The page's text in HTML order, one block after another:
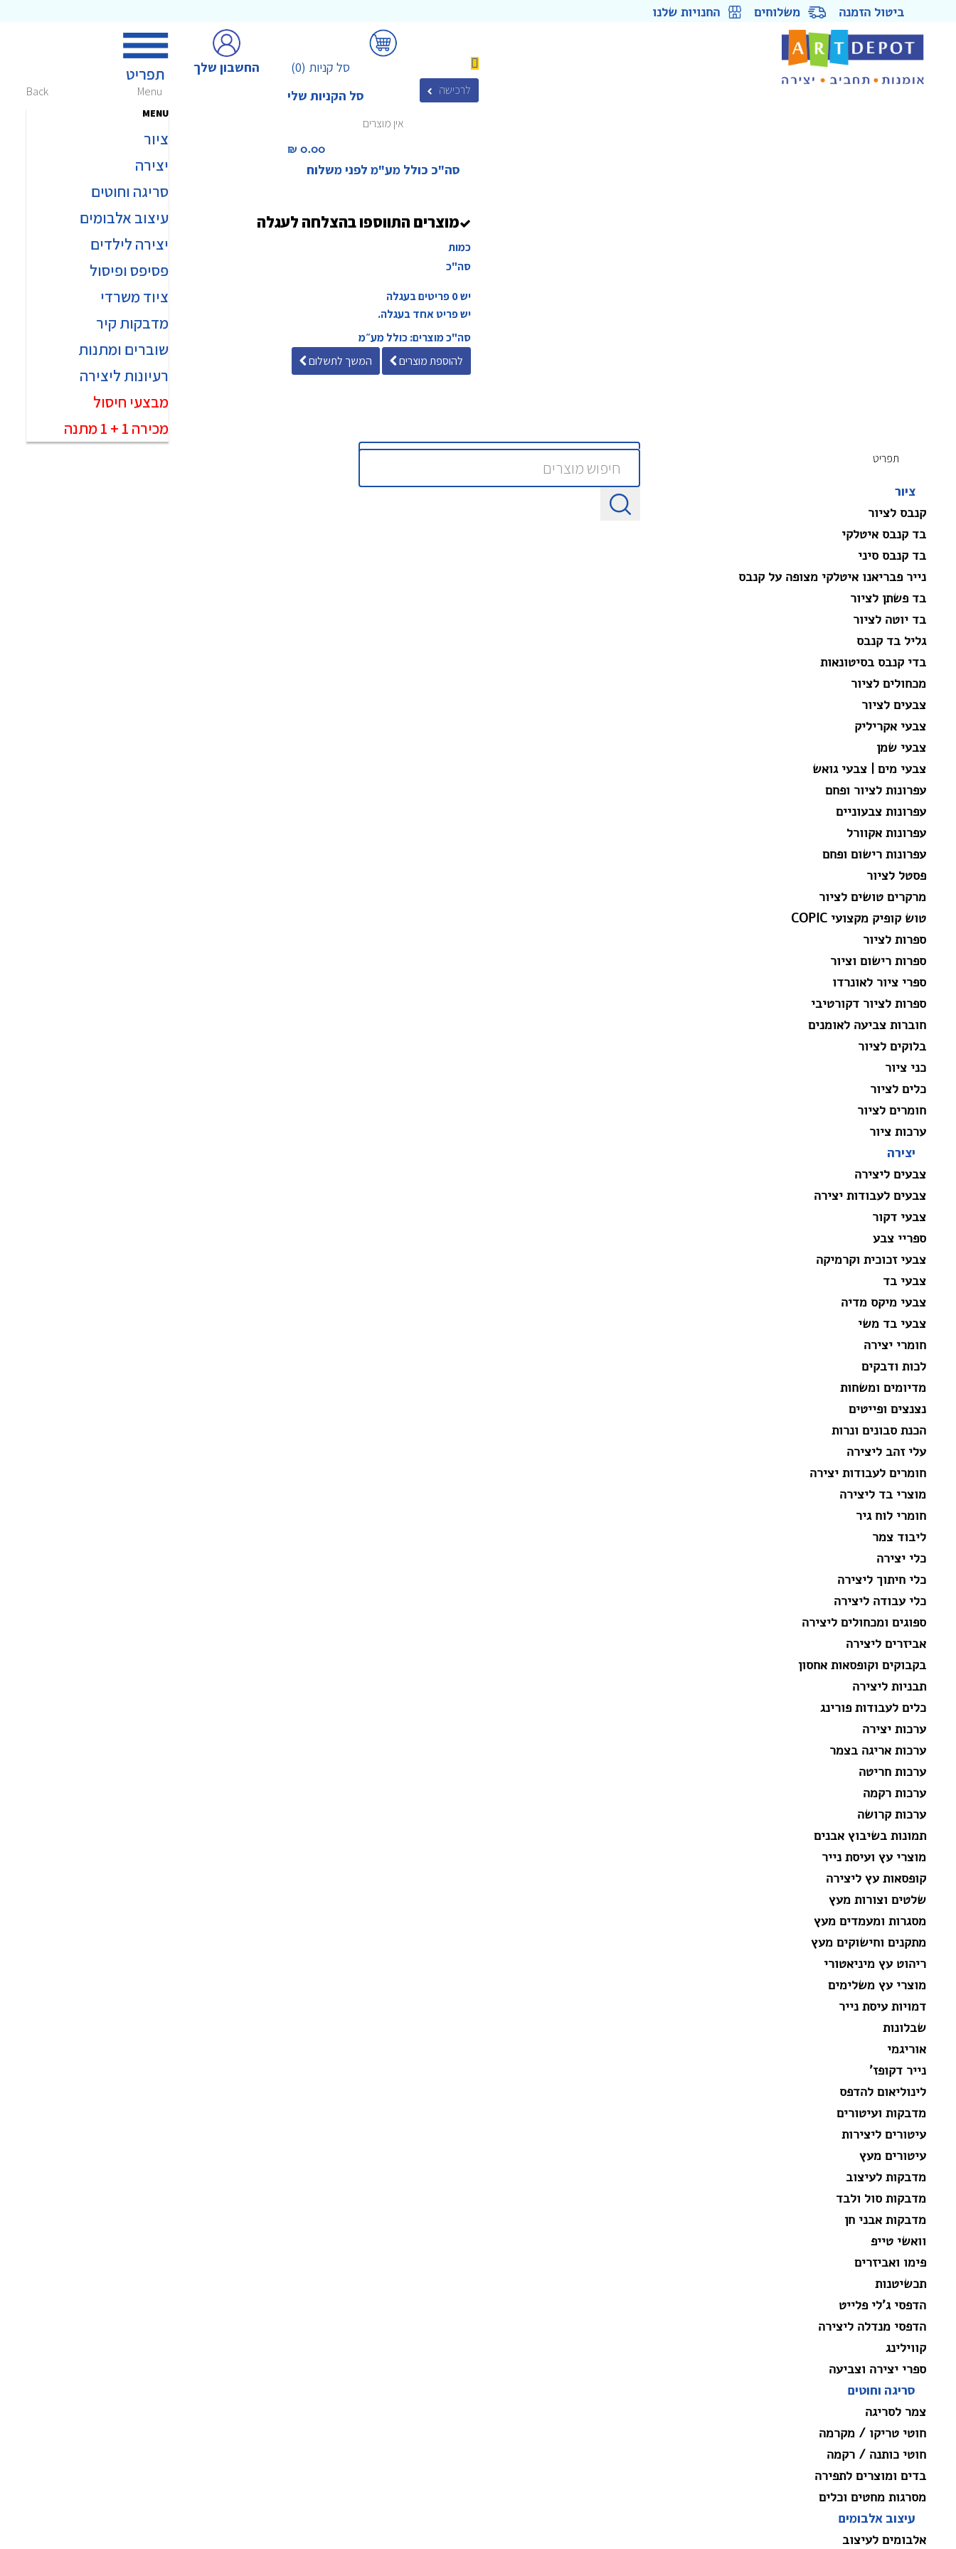
ביטול הזמנה משלוחים החנויות שלנו
Menu
Back
MENU
ציור
יצירה
סריגה וחוטים
עיצוב אלבומים
יצירה לילדים
פסיפס ופיסול
ציוד משרדי
מדבקות קיר
שוברים ומתנות
מבצעי חיסול
רעיונות ליצירה
מכירה 1 + 1 מתנה
החשבון שלך (0) סל קניות
סל הקניות שלי
לרכישה
אין מוצרים
0.00 ₪‎
סה"כ כולל מע"מ לפני משלוח
מוצרים התווספו בהצלחה לעגלה
כמות
סה"כ
יש0פריטים בעגלה
יש פריט אחד בעגלה.
סה"כ מוצרים: כולל מע״מ
להוספת מוצרים
המשך לתשלום
תפריט
ציור
קנבס לציור
בד קנבס איטלקי
בד קנבס סיני
נייר פבריאנו איטלקי מצופה על קנבס
בד פשתן לציור
בד יוטה לציור
גליל בד קנבס
בדי קנבס בסיטונאות
מכחולים לציור
צבעים לציור
צבעי אקריליק
צבעי שמן
צבעי מים | צבעי גואש
עפרונות לציור ופחם
עפרונות צבעוניים
עפרונות אקוורל
עפרונות רישום ופחם
פסטל לציור
מרקרים טושים לציור
טוש קופיק מקצועי COPIC
ספרות לציור
ספרות רישום וציור
ספרי ציור לאונרדו
ספרות לציור דקורטיבי
חוברות צביעה לאומנים
בלוקים לציור
כני ציור
כלים לציור
חומרים לציור
ערכות ציור
יצירה
צבעים ליצירה
צבעים לעבודות יצירה
צבעי דקור
ספריי צבע
צבעי זכוכית וקרמיקה
צבעי בד
צבעי מיקס מדיה
צבעי בד משי
חומרי יצירה
לכות ודבקים
מדיומים ומשחות
נצנצים ופייטים
הכנת סבונים ונרות
עלי זהב ליצירה
חומרים לעבודות יצירה
מוצרי בד ליצירה
חומרי לוח גיר
ליבוד צמר
כלי יצירה
כלי חיתוך ליצירה
כלי עבודה ליצירה
ספוגים ומכחולים ליצירה
אביזרים ליצירה
בקבוקים וקופסאות אחסון
תבניות ליצירה
כלים לעבודות פורינג
ערכות יצירה
ערכות אריגה בצמר
ערכות חריטה
ערכות רקמה
ערכות קרושה
תמונות בשיבוץ אבנים
מוצרי עץ ועיסת נייר
קופסאות עץ ליצירה
שלטים וצורות מעץ
מסגרות ומעמדים מעץ
מתקנים וחישוקים מעץ
ריהוט עץ מיניאטורי
מוצרי עץ משלימים
דמויות עיסת נייר
שבלונות
אוריגמי
נייר דקופז'
לינוליאום להדפס
מדבקות ועיטורים
עיטורים ליצירות
עיטורים מעץ
מדבקות לעיצוב
מדבקות סול ולבד
מדבקות אבני חן
וואשי טייפ
פימו ואביזרים
תכשיטנות
הדפסי ג'לי פלייט
הדפסי מנדלה ליצירה
קווילינג
ספרי יצירה וצביעה
סריגה וחוטים
צמר לסריגה
חוטי טריקו / מקרמה
חוטי כותנה / רקמה
בדים ומוצרים לתפירה
מסרגות מחטים וכלים
עיצוב אלבומים
אלבומים לעיצוב